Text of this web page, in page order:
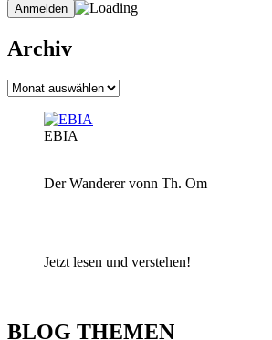
Archiv
Archiv
EBIA
Der Wanderer vonn Th. Om
Jetzt lesen und verstehen!
BLOG THEMEN